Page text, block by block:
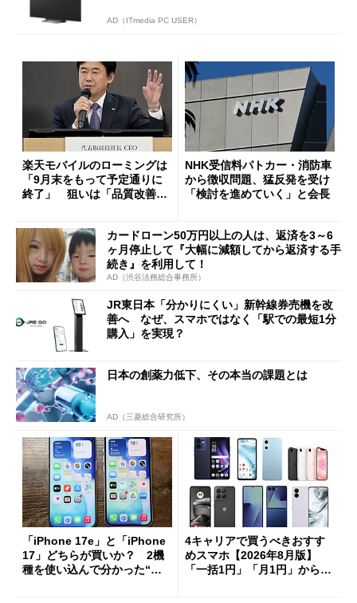
AD（ITmedia PC USER）
楽天モバイルのローミングは
「9月末をもって予定通りに
終了」 狙いは「品質改善」
も
NHK受信料パトカー・消防車
から徴収問題、猛反発を受け
「検討を進めていく」と会長
カードローン50万円以上の人は、返済を3～6
ヶ月停止して『大幅に減額してから返済する手
続き』を利用して！
AD（渋谷法務総合事務所）
JR東日本「分かりにくい」新幹線券売機を改
善へ なぜ、スマホではなく「駅での最短1分
購入」を実現？
日本の創薬力低下、その本当の課題とは
AD（三菱総合研究所）
「iPhone 17e」と「iPhone
17」どちらが買いか？ 2機
種を使い込んで分かった“ス
4キャリアで買うべきおすす
めスマホ【2026年8月版】
「一括1円」「月1円」からお